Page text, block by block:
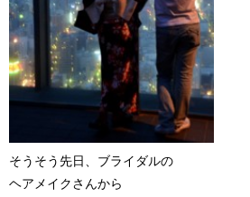
そうそう先日、ブライダルの
ヘアメイクさんから